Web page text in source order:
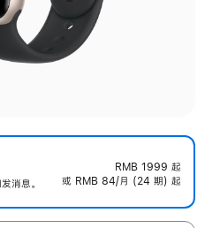
消息。
RMB 1999 起
或 RMB 84/月 (24 期) 起